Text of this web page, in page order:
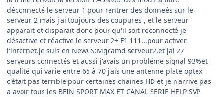
déconnecté le serveur 1 pour rentrer des donneés sur le
serveur 2 mais j'ai toujours des coupures , et le serveur
apparait et disparait donc pour qu'il soit reconnecté je
désactive et réactive le serveur 2+ F1 111...pour activer
l'internet.je suis en NewCS:Mgcamd serveur2,et jai 27
serveurs connectés et aussi j'avais un probléme signal 93%et
qualité qui varie entre 65 à 70 j'ais une antenne plate optex
c'était pas terrible pour certaines chaines HD et je n'arrive pas
a avoir tous les BEIN SPORT MAX ET CANAL SERIE HELP SVP